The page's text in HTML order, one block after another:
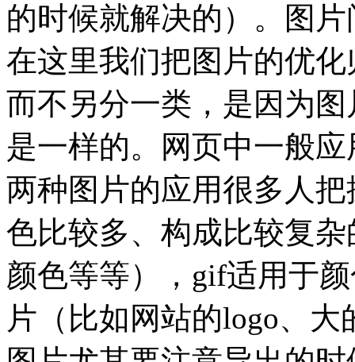
的时候就解决的）。图
在这里我们把图片的优
而不另分一类，是因为
是一样的。网页中一般
两种图片的应用很多人
色比较多、构成比较复
颜色等等），gif适用于
片（比如网站的logo、